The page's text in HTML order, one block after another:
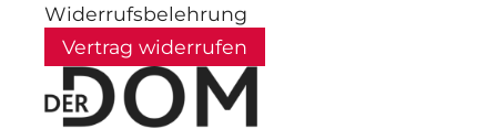
Widerrufsbelehrung
Vertrag widerrufen